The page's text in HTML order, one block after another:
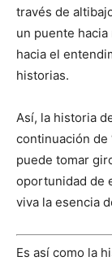
través de
un puente
hacia el
historias.
Así, la historia
continuación de
puede tomar
oportunidad de
viva la esencia
Es así como la